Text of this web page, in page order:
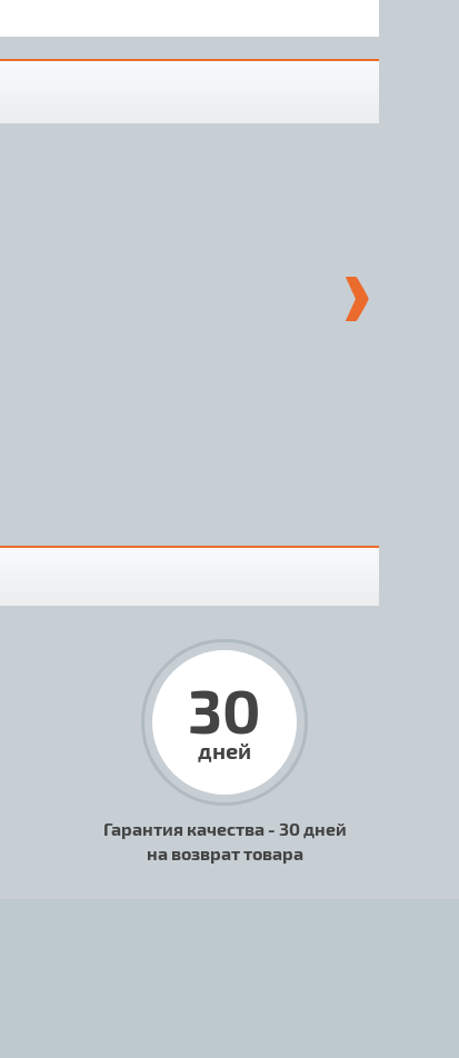
30
дней
Гарантия качества - 30 дней
на возврат товара